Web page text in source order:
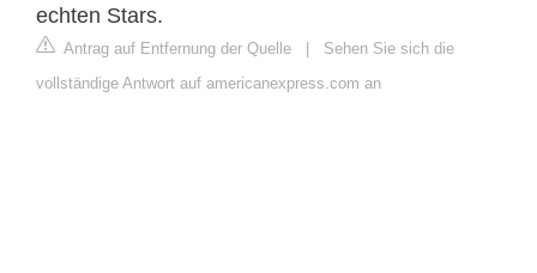
echten Stars.
Antrag auf Entfernung der Quelle
Sehen Sie sich die
vollständige Antwort auf americanexpress.com an